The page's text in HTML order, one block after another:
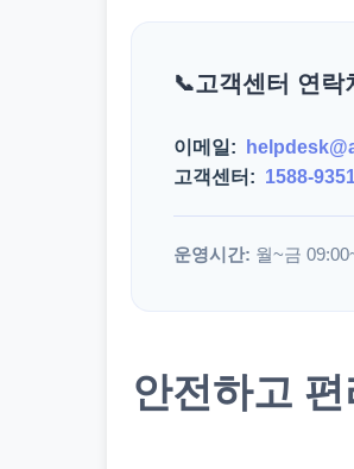
고객센터 연락
이메일:
고객센터: 1588-
운영시간: 월~금
안전하고